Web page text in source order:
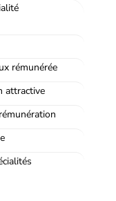
rémunérée
attractive